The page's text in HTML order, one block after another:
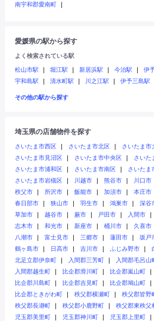
南宇和郡愛南町
愛媛県の駅から探す
よく検索されている駅
松山市駅
堀江駅 新居浜駅 今治駅
伊
宇和島駅
清水町駅 川之江駅 伊予三島駅
その他の駅から探す
埼玉県の店舗物件を探す
さいたま市西区 さいたま市北区
さいたま市
さいたま市見沼区
さいたま市中央区
さいた
さいたま市浦和区
さいたま市南区
さいたま
さいたま市岩槻区
川越市 熊谷市 川口市
秩父市
所沢市 飯能市 加須市 本庄市
春日部市
狭山市 羽生市 鴻巣市 深谷
草加市
越谷市 蕨市 戸田市 入間市
志木市
和光市 新座市 桶川市 久喜市
八潮市
富士見市 三郷市 蓮田市 坂戸
鶴ヶ島市
日高市 吉川市 ふじみ野市
北足立郡伊奈町
入間郡三芳町
入間郡毛呂山
入間郡越生町
比企郡滑川町 比企郡嵐山町
比企郡川島町
比企郡吉見町
比企郡鳩山町
比企郡ときがわ町
秩父郡横瀬町
秩父郡皆野
秩父郡長瀞町
秩父郡小鹿野町
秩父郡東秩父
児玉郡美里町
児玉郡神川町 児玉郡上里町